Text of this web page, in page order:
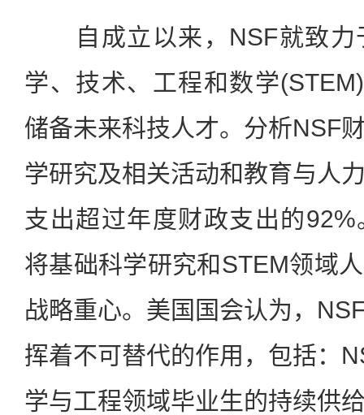
自成立以来，NSF就致力
学、技术、工程和数学
储备未来科技人才。分析NSF
学研究及相关活动和教育与人
支出超过年度财政支出的
将基础科学研究和STEM领域
战略重心。美国国会认为，
挥着不可替代的作用，包括：
学与工程领域毕业生的持续供